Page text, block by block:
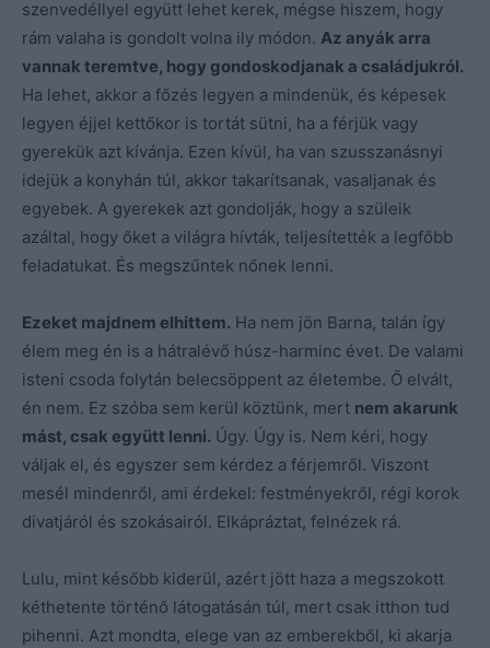
szenvedéllyel együtt lehet kerek, mégse hiszem, hogy
rám valaha is gondolt volna ily módon. Az anyák arra
vannak teremtve, hogy gondoskodjanak a családjukról.
Ha lehet, akkor a főzés legyen a mindenük, és képesek
legyen éjjel kettőkor is tortát sütni, ha a férjük vagy
gyerekük azt kívánja. Ezen kívül, ha van szusszanásnyi
idejük a konyhán túl, akkor takarítsanak, vasaljanak és
egyebek. A gyerekek azt gondolják, hogy a szüleik
azáltal, hogy őket a világra hívták, teljesítették a legfőbb
feladatukat. És megszűntek nőnek lenni.
Ezeket majdnem elhittem. Ha nem jön Barna, talán így
élem meg én is a hátralévő húsz-harminc évet. De valami
isteni csoda folytán belecsöppent az életembe. Ő elvált,
én nem. Ez szóba sem kerül köztünk, mert nem akarunk
mást, csak együtt lenni. Úgy. Úgy is. Nem kéri, hogy
váljak el, és egyszer sem kérdez a férjemről. Viszont
mesél mindenről, ami érdekel: festményekről, régi korok
divatjáról és szokásairól. Elkápráztat, felnézek rá.
Lulu, mint később kiderül, azért jött haza a megszokott
kéthetente történő látogatásán túl, mert csak itthon tud
pihenni. Azt mondta, elege van az emberekből, ki akarja